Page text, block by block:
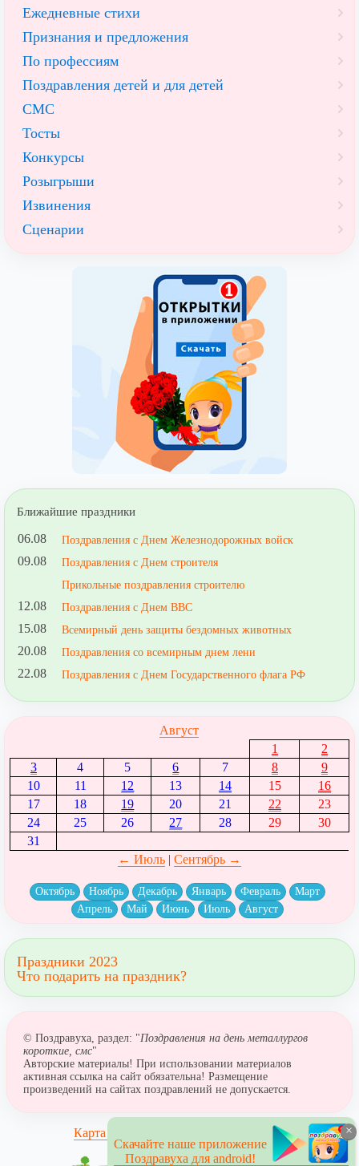
Ежедневные стихи
Признания и предложения
По профессиям
Поздравления детей и для детей
СМС
Тосты
Конкурсы
Розыгрыши
Извинения
Сценарии
Ближайшие праздники
06.08 Поздравления с Днем Железнодорожных войск
09.08
Поздравления с Днем строителя
Прикольные поздравления строителю
12.08 Поздравления с Днем ВВС
15.08 Всемирный день защиты бездомных животных
20.08 Поздравления со всемирным днем лени
22.08 Поздравления с Днем Государственного флага РФ
Август
1
2
3
4 5 6 7 8
9
10
11 12 13 14 15
16
17
18 19 20 21 22
23
24
25 26 27 28 29
30
31
← Июль| Сентябрь →
Октябрь Ноябрь Декабрь Январь Февраль
Март
Апрель
Май Июнь Июль Август
Праздники 2023
Что подарить на праздник?
© Поздравуха, раздел: "Поздравления на день металлургов
короткие, смс"
Авторские материалы! При использовании материалов
активная ссылка на сайт обязательна! Размещение
произведений на сайтах поздравлений не допускается.
Карта сайта
×
Скачайте наше приложение
Поздравуха для android!